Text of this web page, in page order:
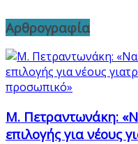
Αρθρογραφία
Μ. Πετραντωνάκη:
επιλογής για νέους